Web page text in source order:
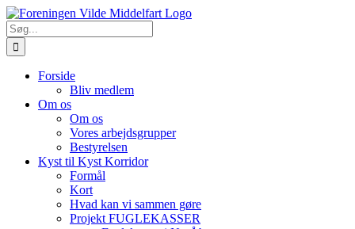
Skip
to
content
Søg
efter:
Forside
Bliv medlem
Om os
Om os
Vores arbejdsgrupper
Bestyrelsen
Kyst til Kyst Korridor
Formål
Kort
Hvad kan vi sammen gøre
Projekt FUGLEKASSER